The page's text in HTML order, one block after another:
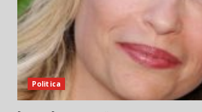
Politica